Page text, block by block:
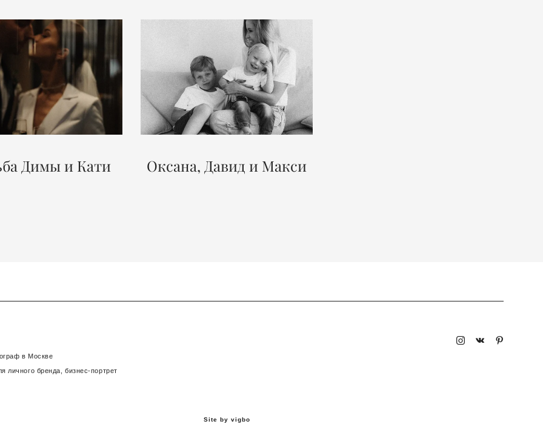
Димы и Кати Оксана, Давид и Макси
в Москве
личного бренда, бизнес-портрет
Site by vigbo